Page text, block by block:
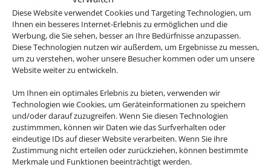
Diese Website verwendet Cookies und Targeting Technologien, um
Ihnen ein besseres Internet-Erlebnis zu ermöglichen und die
Werbung, die Sie sehen, besser an Ihre Bedürfnisse anzupassen.
Diese Technologien nutzen wir außerdem, um Ergebnisse zu messen,
um zu verstehen, woher unsere Besucher kommen oder um unsere
Website weiter zu entwickeln.
Um Ihnen ein optimales Erlebnis zu bieten, verwenden wir
Technologien wie Cookies, um Geräteinformationen zu speichern
und/oder darauf zuzugreifen. Wenn Sie diesen Technologien
zustimmmen, können wir Daten wie das Surfverhalten oder
eindeutige IDs auf dieser Website verarbeiten. Wenn Sie ihre
Zustimmung nicht erteilen oder zurückziehen, können bestimmte
Merkmale und Funktionen beeinträchtigt werden.